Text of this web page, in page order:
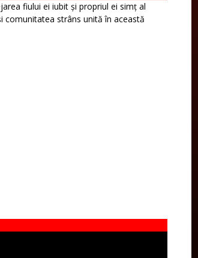
fiului ei iubit și propriul ei simț al
comunitatea strâns unită în această